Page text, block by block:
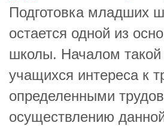
Подготовка младших
остается одной из
школы. Началом такой
учащихся интереса к
определенными
осуществлению